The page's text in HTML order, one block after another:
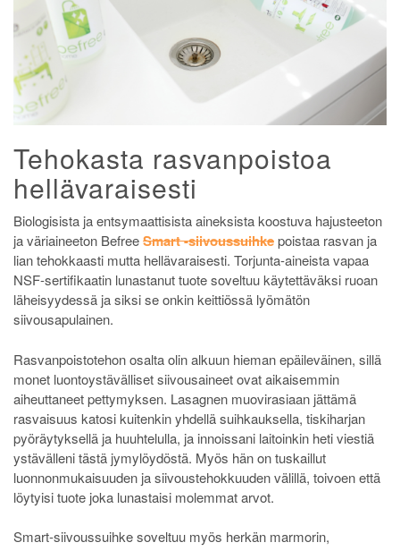
Tehokasta rasvanpoistoa
hellävaraisesti
Biologisista ja entsymaattisista aineksista koostuva hajusteeton
ja väriaineeton BefreeSmart -siivoussuihkepoistaa rasvan ja
lian tehokkaasti mutta hellävaraisesti. Torjunta-aineista vapaa
NSF-sertifikaatin lunastanut tuote soveltuu käytettäväksi ruoan
läheisyydessä ja siksi se onkin keittiössä lyömätön
siivousapulainen.
Rasvanpoistotehon osalta olin alkuun hieman epäileväinen, sillä
monet luontoystävälliset siivousaineet ovat aikaisemmin
aiheuttaneet pettymyksen. Lasagnen muovirasiaan jättämä
rasvaisuus katosi kuitenkin yhdellä suihkauksella, tiskiharjan
pyöräytyksellä ja huuhtelulla, ja innoissani laitoinkin heti viestiä
ystävälleni tästä jymylöydöstä. Myös hän on tuskaillut
luonnonmukaisuuden ja siivoustehokkuuden välillä, toivoen että
löytyisi tuote joka lunastaisi molemmat arvot.
Smart-siivoussuihke soveltuu myös herkän marmorin,